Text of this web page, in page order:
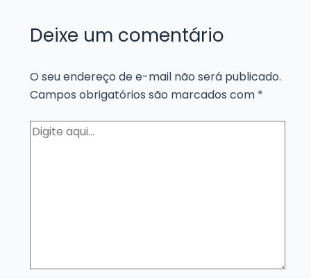
Deixe um comentário
O seu endereço de e-mail não será publicado.
Campos obrigatórios são marcados com *
Digite